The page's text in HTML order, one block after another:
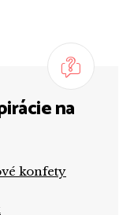
na
konfety